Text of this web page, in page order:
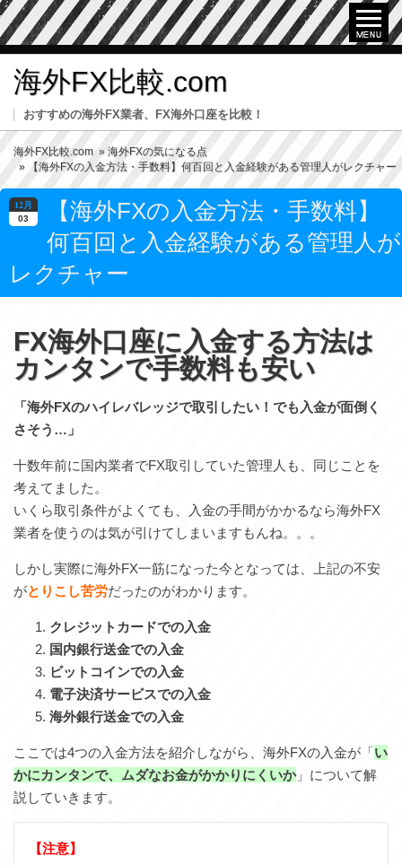
海外FX比較.com
おすすめの海外FX業者、FX海外口座を比較！
海外FX比較.com» 海外FXの気になる点
» 【海外FXの入金方法・手数料】何百回と入金経験がある管理人がレクチャー
12月
03
【海外FXの入金方法・手数料】
何百回と入金経験がある管理人が
レクチャー
FX海外口座に入金する方法は
カンタンで手数料も安い
「海外FXのハイレバレッジで取引したい！でも入金が面倒く
さそう…」
十数年前に国内業者でFX取引していた管理人も、同じことを
考えてました。
いくら取引条件がよくても、入金の手間がかかるなら海外FX
業者を使うのは気が引けてしまいますもんね。。。
しかし実際に海外FX一筋になった今となっては、上記の不安
がとりこし苦労だったのがわかります。
クレジットカードでの入金
国内銀行送金での入金
ビットコインでの入金
電子決済サービスでの入金
海外銀行送金での入金
ここでは4つの入金方法を紹介しながら、海外FXの入金が「い
かにカンタンで、ムダなお金がかかりにくいか」について解
説していきます。
【注意】